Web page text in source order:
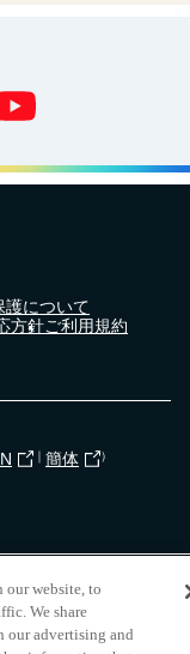
護について
方針ご利用規約
｜ 簡体 ）
our website, to
We share
our advertising and